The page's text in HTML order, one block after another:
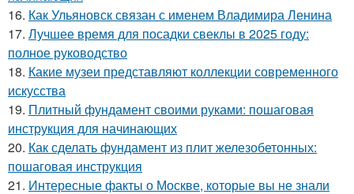
16. Как Ульяновск связан с именем Владимира Ленина
17. Лучшее время для посадки свеклы в 2025 году:
полное руководство
18. Какие музеи представляют коллекции современного
искусства
19. Плитный фундамент своими руками: пошаговая
инструкция для начинающих
20. Как сделать фундамент из плит железобетонных:
пошаговая инструкция
21. Интересные факты о Москве, которые вы не знали